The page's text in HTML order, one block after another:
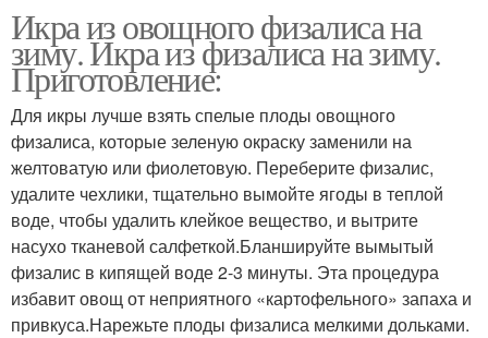
Икра из овощного физалиса на
зиму. Икра из физалиса на зиму.
Приготовление:
Для икры лучше взять спелые плоды овощного
физалиса, которые зеленую окраску заменили на
желтоватую или фиолетовую. Переберите физалис,
удалите чехлики, тщательно вымойте ягоды в теплой
воде, чтобы удалить клейкое вещество, и вытрите
насухо тканевой салфеткой.Бланшируйте вымытый
физалис в кипящей воде 2-3 минуты. Эта процедура
избавит овощ от неприятного «картофельного» запаха и
привкуса.Нарежьте плоды физалиса мелкими дольками.